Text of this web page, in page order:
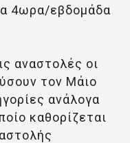
4ωρα/εβδομάδα
αναστολές οι
τον Μάιο
ανάλογα
καθορίζεται